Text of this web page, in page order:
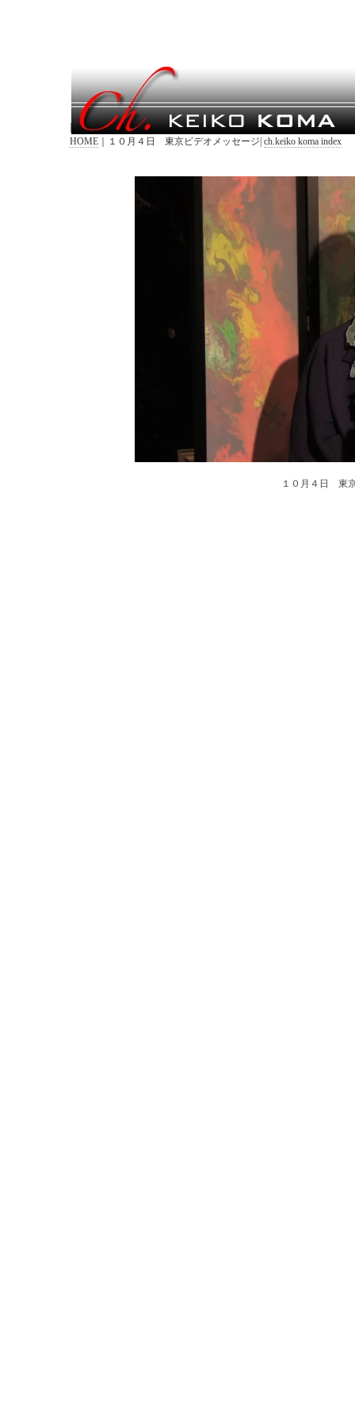
HOME｜１０月４日 東京ビデオメッセージ| ch.keiko koma index
１０月４日 東